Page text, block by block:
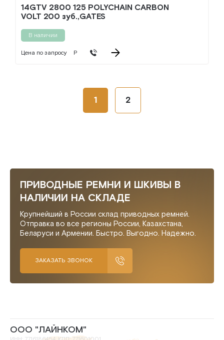
14GTV 2800 125 POLYCHAIN CARBON
VOLT 200 зуб.,GATES
В наличии
Цена по запросу Р
1 2
ПРИВОДНЫЕ РЕМНИ И ШКИВЫ В
НАЛИЧИИ НА СКЛАДЕ
Крупнейший в России склад приводных ремней.
Отправка во все регионы России, Казахстана,
Беларуси и Армении. Быстро. Выгодно. Надежно.
ЗАКАЗАТЬ ЗВОНОК
ООО "ЛАЙНКОМ"